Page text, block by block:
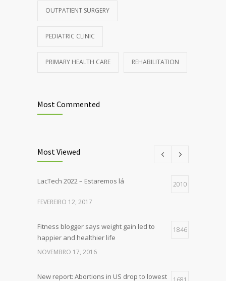
OUTPATIENT SURGERY
PEDIATRIC CLINIC
PRIMARY HEALTH CARE REHABILITATION
Most Commented
Most Viewed
LacTech 2022 – Estaremos lá 2010
FEVEREIRO 12, 2017
Fitness blogger says weight gain led to
happier and healthier life
1846
NOVEMBRO 17, 2016
New report: Abortions in US drop to lowest